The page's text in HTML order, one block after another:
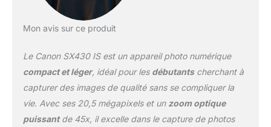
NFC. Vous pourrez ainsi
réaliser des prises de vue
à distance, puis les
sauvegarder et les
partager en toute
simplicité Appareil photo
Mon avis sur ce produit
Le Canon SX430 IS est un appareil photo numérique
compact et léger, idéal pour les débutantscherchant à
capturer des images de qualité sans se compliquer la
vie. Avec ses 20,5 mégapixels et un zoom optique
puissantde 45x, il excelle dans le capture de photos